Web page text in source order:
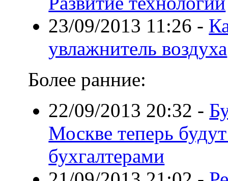
23/09/2013 11:26 -
увлажнитель воздуха
Более ранние:
22/09/2013 20:32 -
Москве теперь
бухгалтерами